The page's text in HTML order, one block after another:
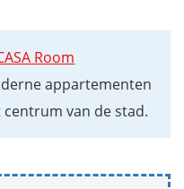
Room
appartementen
van de stad.